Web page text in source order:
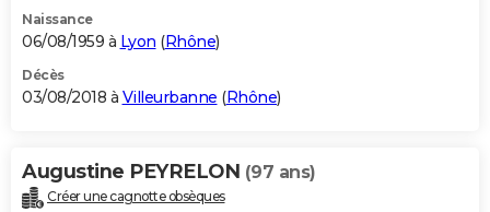
Naissance
06/08/1959 à Lyon (Rhône)
Décès
03/08/2018 à Villeurbanne (Rhône)
Augustine PEYRELON (97 ans)
Créer une cagnotte obsèques